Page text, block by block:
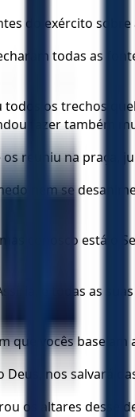
do exército
todas as
todos os trechos
fazer também
reuniu na praça,
nem se
conosco está o
e todas as
que vocês
Deus, nos
os altares desse